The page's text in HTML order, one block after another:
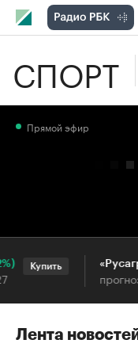
СПОРТ
Прямой эфир
Купить
прогноз
Лента